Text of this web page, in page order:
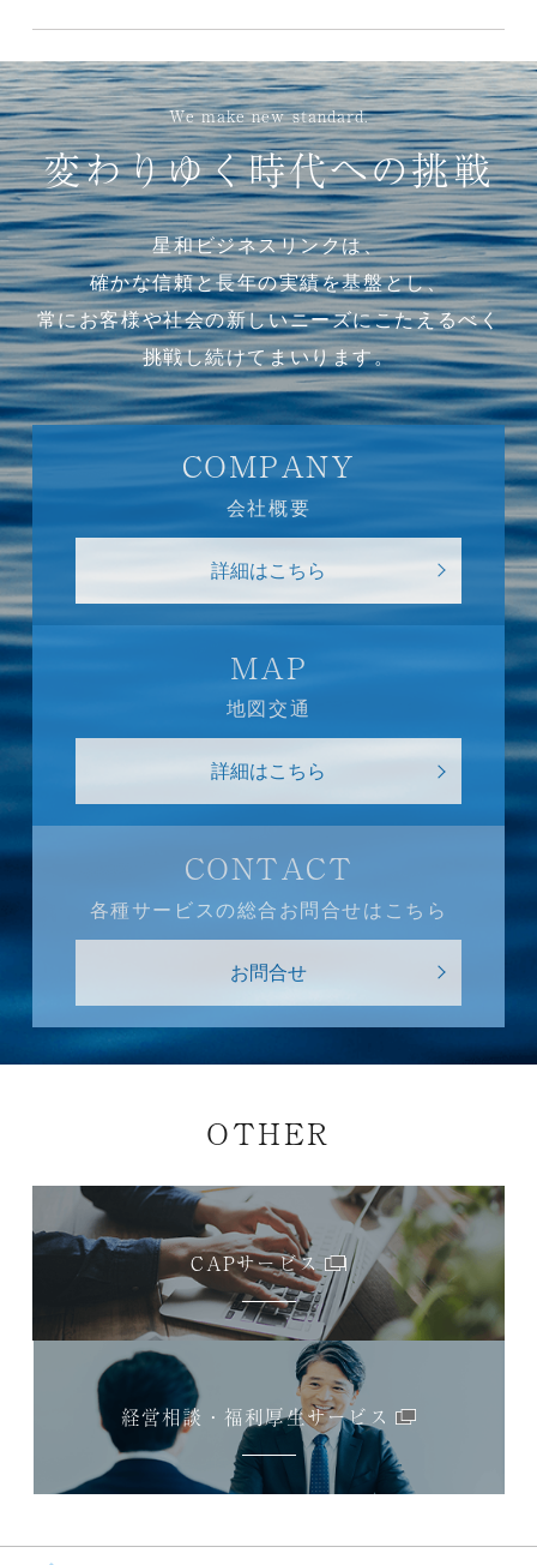
We make new standard.
変わりゆく時代への挑戦
星和ビジネスリンクは、
確かな信頼と長年の実績を基盤とし、
常にお客様や社会の新しいニーズにこたえるべく
挑戦し続けてまいります。
COMPANY
会社概要
詳細はこちら
MAP
地図交通
詳細はこちら
CONTACT
各種サービスの総合お問合せはこちら
お問合せ
OTHER
CAPサービス
経営相談・福利厚生サービス